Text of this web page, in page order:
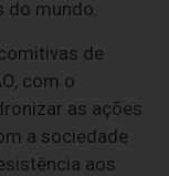
mundo.
de
com o
as ações
a sociedade
aos